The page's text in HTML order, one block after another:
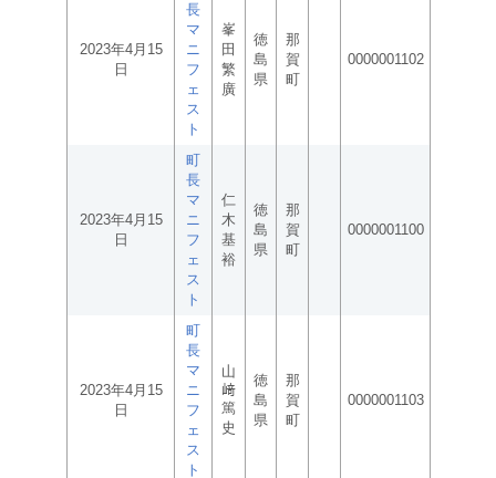
2023年4月15
日
長
マ
ニ
フ
ェ
ス
ト
峯
田
繁
廣
徳
島
県
那
賀
町
0000001102
2023年4月15
日
町
長
マ
ニ
フ
ェ
ス
ト
仁
木
基
裕
徳
島
県
那
賀
町
0000001100
2023年4月15
日
町
長
マ
ニ
フ
ェ
ス
ト
山
﨑
篤
史
徳
島
県
那
賀
町
0000001103